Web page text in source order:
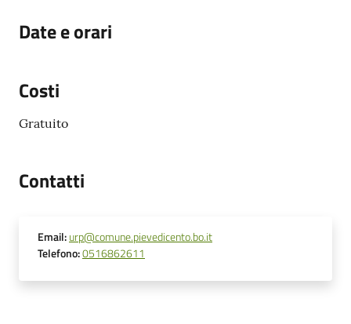
Date e orari
Costi
Gratuito
Contatti
Email:urp@comune.pievedicento.bo.it
Telefono:0516862611